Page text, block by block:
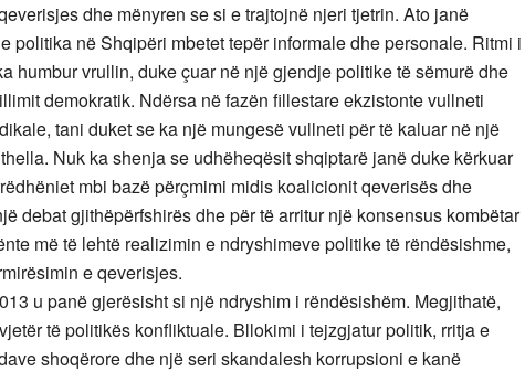
dhe mënyren se si e trajtojnë njeri tjetrin. Ato janë
politika në Shqipëri mbetet tepër informale dhe personale. Ritmi i
humbur vrullin, duke çuar në një gjendje politike të sëmurë dhe
demokratik. Ndërsa në fazën fillestare ekzistonte vullneti
tani duket se ka një mungesë vullneti për të kaluar në një
Nuk ka shenja se udhëheqësit shqiptarë janë duke kërkuar
mbi bazë përçmimi midis koalicionit qeverisës dhe
debat gjithëpërfshirës dhe për të arritur një konsensus kombëtar
më të lehtë realizimin e ndryshimeve politike të rëndësishme,
e qeverisjes.
u panë gjerësisht si një ndryshim i rëndësishëm. Megjithatë,
të politikës konfliktuale. Bllokimi i tejzgjatur politik, rritja e
shoqërore dhe një seri skandalesh korrupsioni e kanë